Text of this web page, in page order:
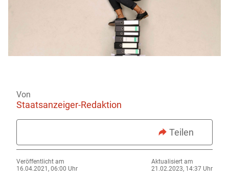
Von
Staatsanzeiger-Redaktion
Teilen
Veröffentlicht am
16.04.2021, 06:00 Uhr
Aktualisiert am
21.02.2023, 14:37 Uhr